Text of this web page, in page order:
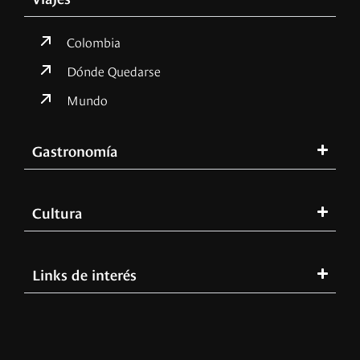
Colombia
Dónde Quedarse
Mundo
Gastronomía
Cultura
Links de interés